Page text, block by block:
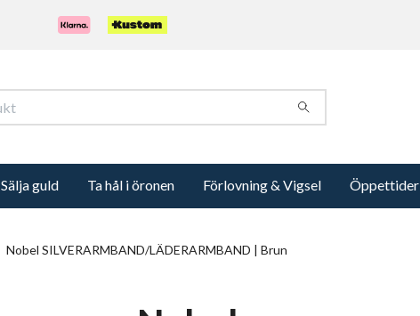
Sälja guld Ta hål i öronen Förlovning & Vigsel Öppettider
Nobel SILVERARMBAND/LÄDERARMBAND | Brun